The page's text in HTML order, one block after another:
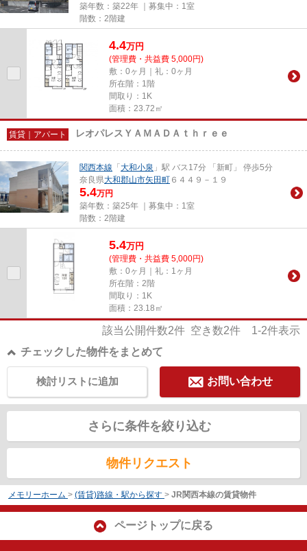
築年数：築22年 ｜募集中： 1室
階数：2階建
4.4万円
(管理費・共益費 5,000円)
敷：0ヶ月｜礼：0ヶ月
所在階：1階
間取り：1K
面積：23.72㎡
賃貸｜アパート レオパレスＹＡＭＡＤＡｔｈｒｅｅ
関西本線 「 大和小泉 」駅 バス17分 「新町」 停歩5分
奈良県大和郡山市矢田町 ６４４９－１９
5.4万円
築年数：築25年 ｜募集中： 1室
階数：2階建
5.4万円
(管理費・共益費 5,000円)
敷：0ヶ月｜礼：1ヶ月
所在階：2階
間取り：1K
面積：23.18㎡
該当公開件数2件 空き数2件 1-2件表示
チェックした物件をまとめて
お問い合わせ
検討リストに追加
さらに条件を絞り込む
物件リクエスト
メモリーホーム > (賃貸)路線・駅から探す > JR関西本線の賃貸物件
ページトップに戻る